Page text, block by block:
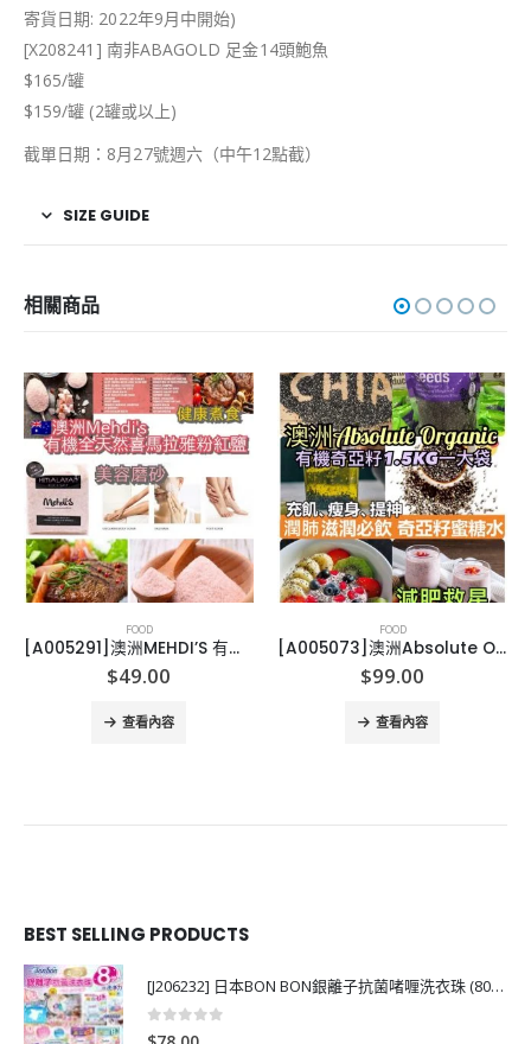
寄貨日期: 2022年9月中開始)
[X208241] 南非ABAGOLD 足金14頭鮑魚
$165/罐
$159/罐 (2罐或以上)
截單日期：8月27號週六（中午12點截）
SIZE GUIDE
相關商品
FOOD
[A005291]澳洲MEHDI’S 有機喜馬拉雅山粉紅鹽
$49.00
查看內容
FOOD
[A005073]澳洲Absolute Organic 有機奇亞籽1.5KG
$99.00
查看內容
BEST SELLING PRODUCTS
[J206232] 日本BON BON銀離子抗菌啫喱洗衣珠 (80粒)
0